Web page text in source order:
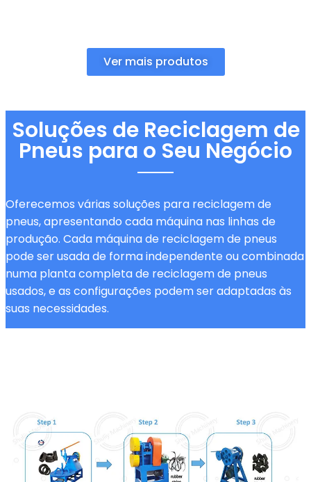
Ver mais produtos
Soluções de Reciclagem de
Pneus para o Seu Negócio
Oferecemos várias soluções para reciclagem de
pneus, apresentando cada máquina nas linhas de
produção. Cada máquina de reciclagem de pneus
pode ser usada de forma independente ou combinada
numa planta completa de reciclagem de pneus
usados, e as configurações podem ser adaptadas às
suas necessidades.